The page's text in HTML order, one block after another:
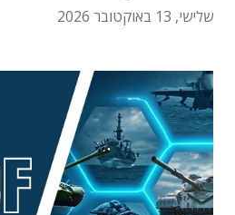
שלישי, 13 באוקטובר 2026